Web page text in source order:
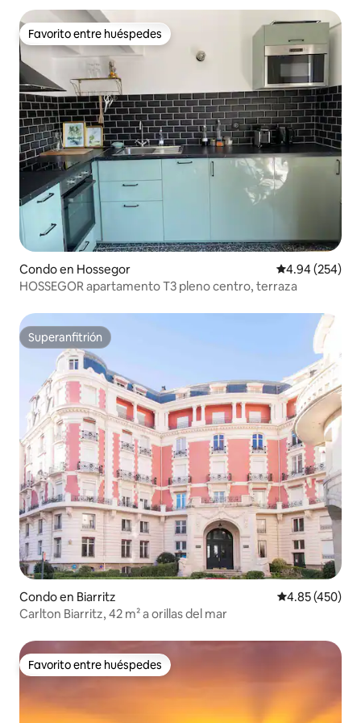
Favorito entre huéspedes
Favorito entre huéspedes
Condo en Hossegor Calificación
4.94 (254)
HOSSEGOR apartamento T3 pleno centro, terraza
Superanfitrión
Superanfitrión
Condo en Biarritz Calificación
4.85 (450)
Carlton Biarritz, 42 m² a orillas del mar
Favorito entre huéspedes
Favorito entre huéspedes